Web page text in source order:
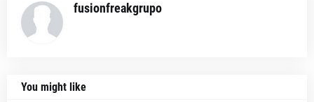
fusionfreakgrupo
You might like